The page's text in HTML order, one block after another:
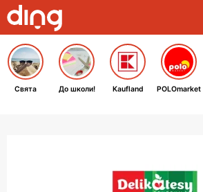
Свята До школи! Kaufland POLOmarket